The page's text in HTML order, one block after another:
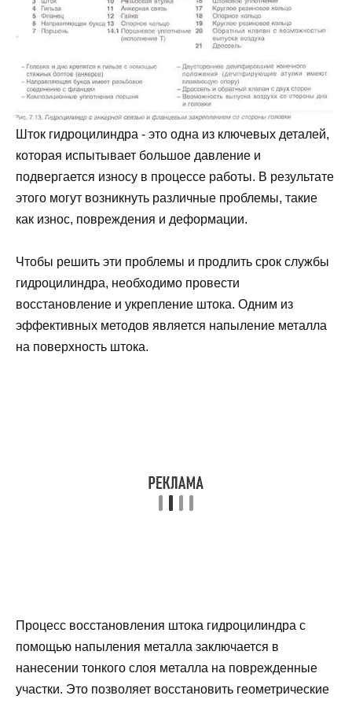
Шток гидроцилиндра - это одна из ключевых деталей,
которая испытывает большое давление и
подвергается износу в процессе работы. В результате
этого могут возникнуть различные проблемы, такие
как износ, повреждения и деформации.
Чтобы решить эти проблемы и продлить срок службы
гидроцилиндра, необходимо провести
восстановление и укрепление штока. Одним из
эффективных методов является напыление металла
на поверхность штока.
Процесс восстановления штока гидроцилиндра с
помощью напыления металла заключается в
нанесении тонкого слоя металла на поврежденные
участки. Это позволяет восстановить геометрические